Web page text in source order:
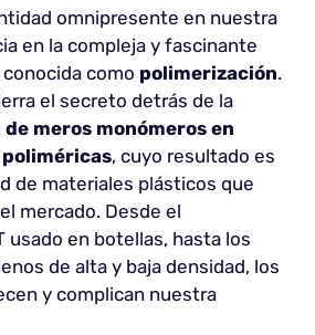
omnipresente en nuestra
en la compleja y fascinante
como polimerización.
el secreto detrás de la
meros monómeros en
, cuyo resultado es
de materiales plásticos que
mercado. Desde el
usado en botellas, hasta los
de alta y baja densidad, los
y complican nuestra